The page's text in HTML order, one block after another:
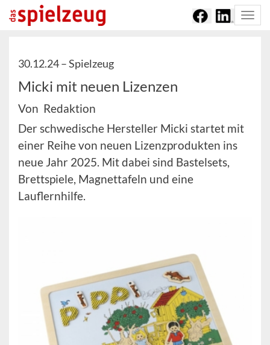
30.12.24 –Spielzeug
Micki mit neuen Lizenzen
Von Redaktion
Der schwedische Hersteller Micki startet mit
einer Reihe von neuen Lizenzprodukten ins
neue Jahr 2025. Mit dabei sind Bastelsets,
Brettspiele, Magnettafeln und eine
Lauflernhilfe.